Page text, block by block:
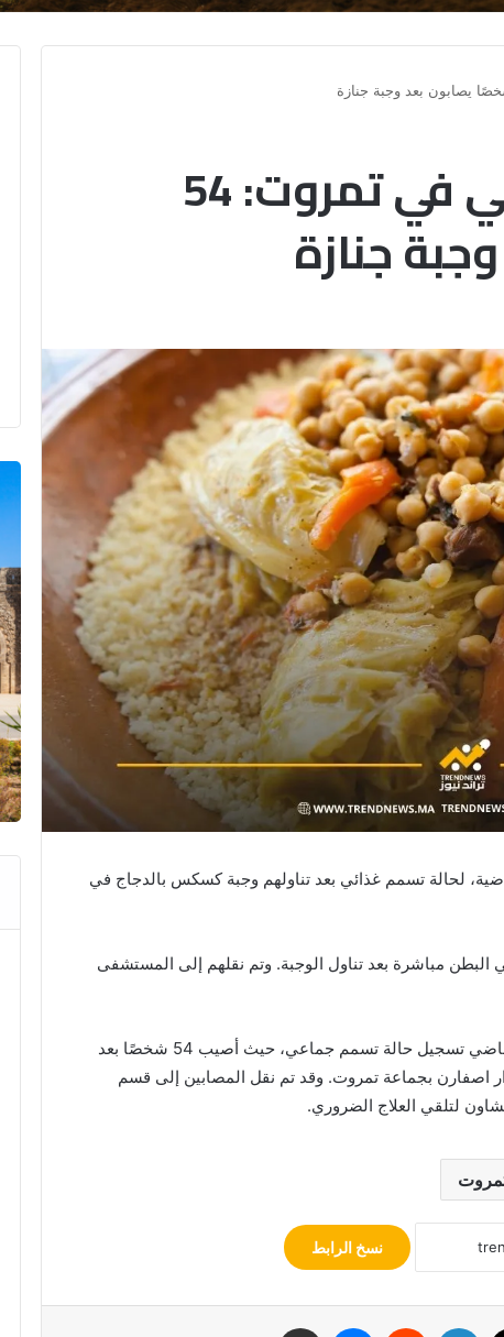
تسمم غذائي جماعي في تمروت: 54
جنازة
لحالة تسمم غذائي بعد تناولهم وجبة كسكس بالدجاج في
البطن مباشرة بعد تناول الوجبة. وتم نقلهم إلى المستشفى
جدير بالذكر أن نفس المنطقة شهدت نهاية الأسبوع الماضي تسجيل حالة تسمم جماعي، حيث أصيب 54 شخصًا بعد
اصفارن بجماعة تمروت. وقد تم نقل المصابين إلى قسم
لتلقي العلاج الضروري.
نسخ الرابط
لينكدإن ماسنجر